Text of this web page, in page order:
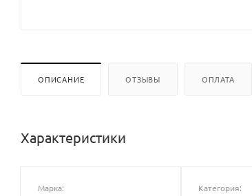
ОПИСАНИЕ ОТЗЫВЫ ОПЛАТА
Характеристики
Марка: Категория: